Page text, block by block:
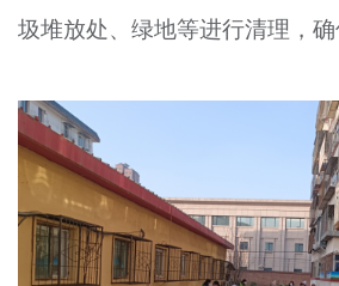
圾堆放处、绿地等进行清理，确